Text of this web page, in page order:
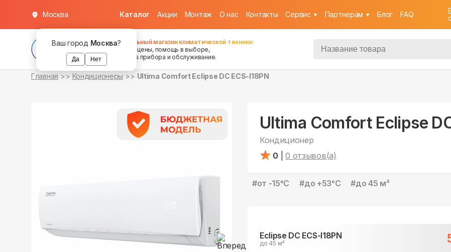
Ваш город Москва?
Да Нет
Москва Каталог Акции Монтаж О нас Контакты Cервис Партнерам Блог FAQ
Федеральный магазин климатической техники:
хорошие цены, помощь в выборе,
установка прибора и обслуживание.
Главная Кондиционеры Ultima Comfort Eclipse DC ECS-I18PN
Ultima Comfort Eclipse
Кондиционер
0
0 отзывов(а)
#от -15°С #до +53°С #до 45 м²
Eclipse DC ECS-I18PN
до 45 м²
в наличии
в наличии